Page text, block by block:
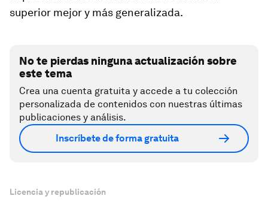
superior mejor y más generalizada.
No te pierdas ninguna actualización sobre
este tema
Crea una cuenta gratuita y accede a tu colección
personalizada de contenidos con nuestras últimas
publicaciones y análisis.
Inscríbete de forma gratuita
Licencia y republicación